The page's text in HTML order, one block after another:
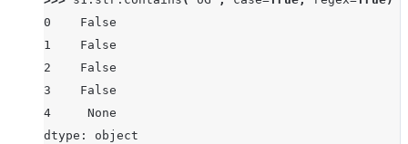
0    False
1    False
2    False
3    False
4     None
dtype: object